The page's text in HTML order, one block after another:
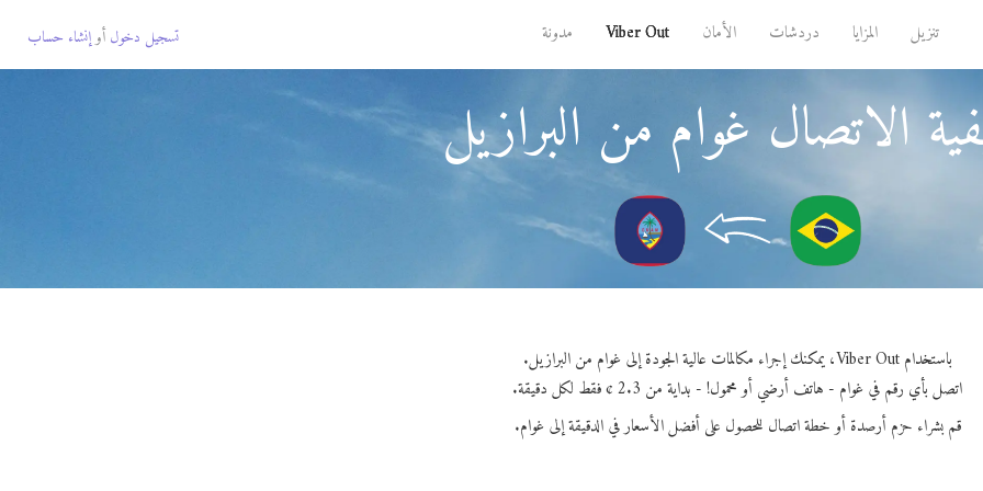
تنزيل المزايا دردشات الأمان Viber Out مدونة تسجيل دخول أوإنشاء حساب
الاتصال غوام من البرازيل
باستخدام Viber Out، يمكنك إجراء مكالمات عالية الجودة إلى غوام من البرازيل.
اتصل بأي رقم في غوام - هاتف أرضي أو محمول! - بداية من 2.3 ¢ فقط لكل دقيقة.
قم بشراء حزم أرصدة أو خطة اتصال للحصول على أفضل الأسعار في الدقيقة إلى غوام.